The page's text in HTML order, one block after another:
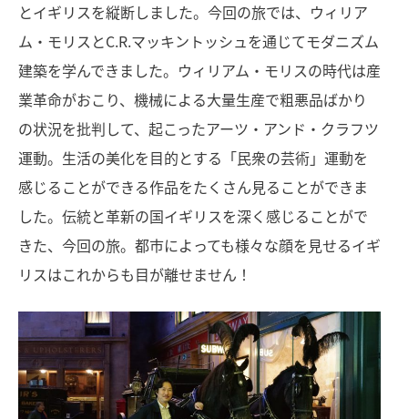
とイギリスを縦断しました。今回の旅では、ウィリア
ム・モリスとC.R.マッキントッシュを通じてモダニズム
建築を学んできました。ウィリアム・モリスの時代は産
業革命がおこり、機械による大量生産で粗悪品ばかり
の状況を批判して、起こったアーツ・アンド・クラフツ
運動。生活の美化を目的とする「民衆の芸術」運動を
感じることができる作品をたくさん見ることができま
した。伝統と革新の国イギリスを深く感じることがで
きた、今回の旅。都市によっても様々な顔を見せるイギ
リスはこれからも目が離せません！